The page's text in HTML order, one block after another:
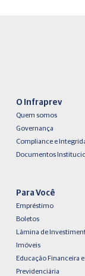
O Infraprev
Quem somos
Governança
Compliance e
Documentos
Para Você
Empréstimo
Boletos
Lâmina de
Imóveis
Educação Financeira e
Previdenciária